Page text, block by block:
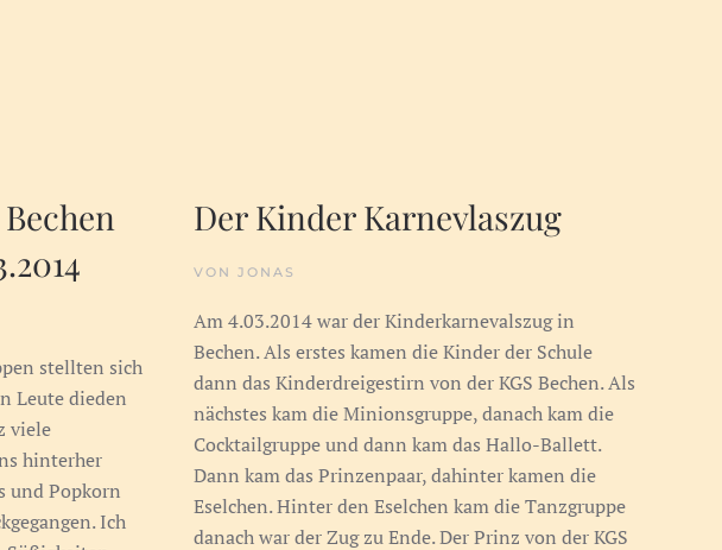
stellten sich
Leute dieden
viele
hinterher
und Popkorn
Ich
Der Kinder Karnevlaszug
VON JONAS
Am 4.03.2014 war der Kinderkarnevalszug in
Bechen. Als erstes kamen die Kinder der Schule
dann das Kinderdreigestirn von der KGS Bechen. Als
nächstes kam die Minionsgruppe, danach kam die
Cocktailgruppe und dann kam das Hallo-Ballett.
Dann kam das Prinzenpaar, dahinter kamen die
Eselchen. Hinter den Eselchen kam die Tanzgruppe
danach war der Zug zu Ende. Der Prinz von der KGS